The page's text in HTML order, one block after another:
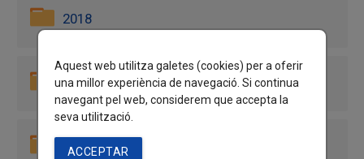
Aquest web utilitza galetes (cookies) per a oferir
una millor experiència de navegació. Si continua
navegant pel web, considerem que accepta la
seva utilització.
ACCEPTAR
2018
2019
2020